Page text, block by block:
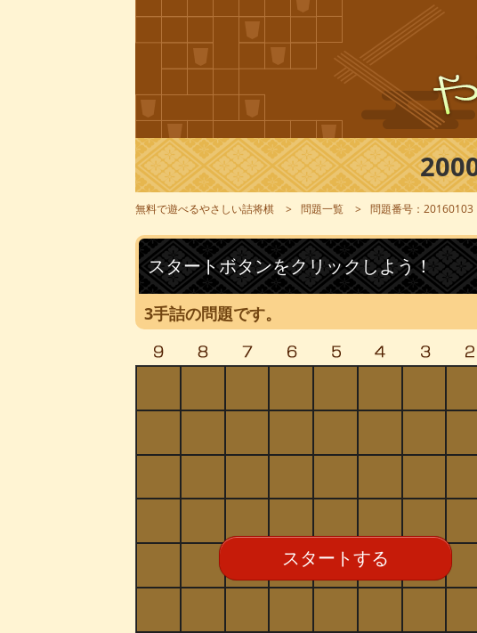
無料で遊べるやさしい詰将棋 問題一覧 問題番号：20160103
スタートボタンをクリックしよう！
3手詰の問題です。
スタートする